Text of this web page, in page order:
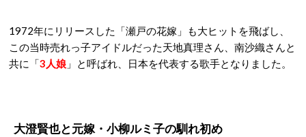
1972年にリリースした「瀬戸の花嫁」も大ヒットを飛ばし、
この当時売れっ子アイドルだった天地真理さん、南沙織さんと
共に「3人娘 」と呼ばれ、日本を代表する歌手となりました。
大澄賢也と元嫁・小柳ルミ子の馴れ初め